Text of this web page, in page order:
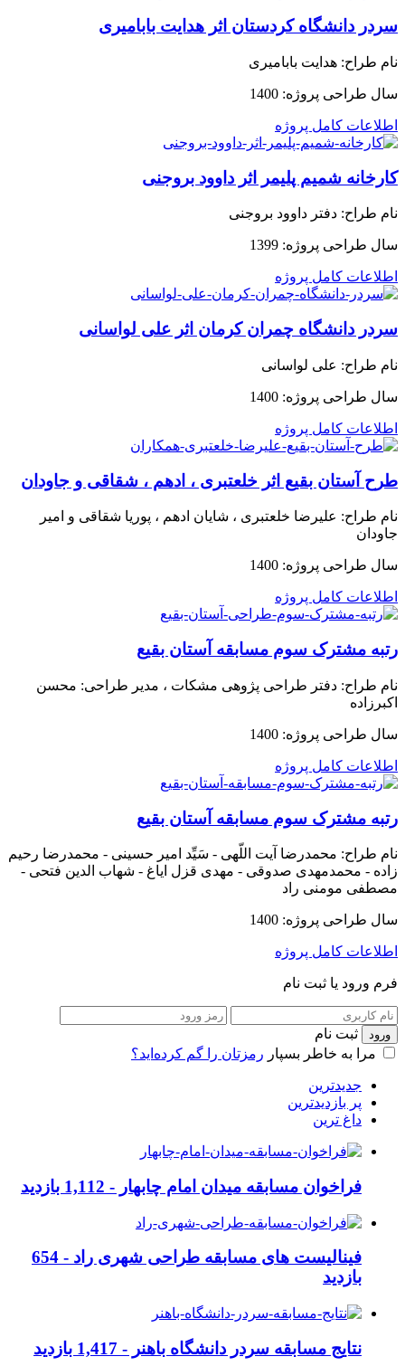
سردر دانشگاه کردستان اثر هدایت بابامیری
نام طراح: هدایت بابامیری
سال طراحی پروژه: 1400
اطلاعات کامل پروژه
کارخانه شمیم پلیمر اثر داوود بروجنی
نام طراح: دفتر داوود بروجنی
سال طراحی پروژه: 1399
اطلاعات کامل پروژه
سردر دانشگاه چمران کرمان اثر علی لواسانی
نام طراح: علی لواسانی
سال طراحی پروژه: 1400
اطلاعات کامل پروژه
طرح آستان بقیع اثر خلعتبری ، ادهم ، شقاقی و جاودان
نام طراح: علیرضا خلعتبری ، شایان ادهم ، پوریا شقاقی و امیر
جاودان
سال طراحی پروژه: 1400
اطلاعات کامل پروژه
رتبه مشترک سوم مسابقه آستان بقیع
نام طراح: دفتر طراحی پژوهی مشکات ، مدیر طراحی: محسن
اکبرزاده
سال طراحی پروژه: 1400
اطلاعات کامل پروژه
رتبه مشترک سوم مسابقه آستان بقیع
نام طراح: محمدرضا آیت اللّهی - سَیِّد امیر حسینی - محمدرضا رحیم
زاده - محمدمهدی صدوقی - مهدی قزل ایاغ - شهاب الدین فتحی -
مصطفی مومنی راد
سال طراحی پروژه: 1400
اطلاعات کامل پروژه
فرم ورود یا ثبت نام
ثبت نام
مرا به خاطر بسپار رمزتان را گم کرده‌اید؟
جدیدترین
پر بازدیدترین
داغ ترین
فراخوان مسابقه میدان امام چابهار - 1,112 بازدید
فینالیست های مسابقه طراحی شهری راد - 654
بازدید
نتایج مسابقه سردر دانشگاه باهنر - 1,417 بازدید